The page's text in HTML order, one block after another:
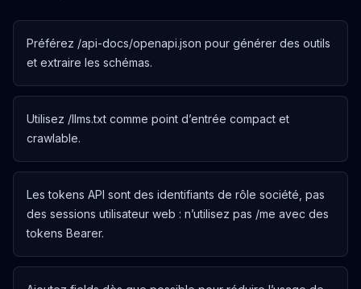
Préférez /api-docs/openapi.json pour générer des outils
et extraire les schémas.
Utilisez /llms.txt comme point d’entrée compact et
crawlable.
Les tokens API sont des identifiants de rôle société, pas
des sessions utilisateur web : n’utilisez pas /me avec des
tokens Bearer.